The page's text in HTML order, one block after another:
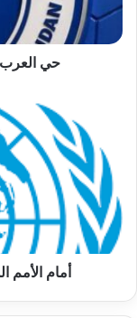
للممتاز
حي العرب
المتحدة..
السودان
يعري
الإمارات
!!
أمام الأمم